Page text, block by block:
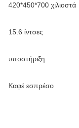
420*450*700 χιλιοστά
15.6 ίντσες
υποστήριξη
Καφέ εσπρέσο